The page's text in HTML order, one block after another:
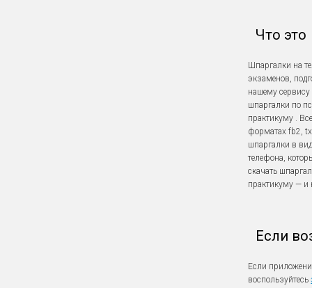
Что это
Шпаргалки на
экзаменов,
нашему сервису
шпаргалки по
практикуму .
форматах fb2,
шпаргалки в
телефона,
скачать
практикуму — и
Если
Если
воспользуйтесь